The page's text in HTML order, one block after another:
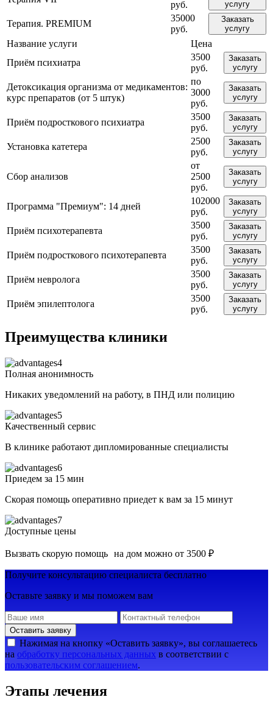
руб. услугу
Терапия. PREMIUM
35000
руб.
Заказать
услугу
Название услуги
Цена
Приём психиатра
3500
руб.
Заказать
услугу
Детоксикация организма от медикаментов:
курс препаратов (от 5 штук)
по
3000
руб.
Заказать
услугу
Приём подросткового психиатра
3500
руб.
Заказать
услугу
Установка катетера
2500
руб.
Заказать
услугу
Сбор анализов
от
2500
руб.
Заказать
услугу
Программа "Премиум": 14 дней
102000
руб.
Заказать
услугу
Приём психотерапевта
3500
руб.
Заказать
услугу
Приём подросткового психотерапевта
3500
руб.
Заказать
услугу
Приём невролога
3500
руб.
Заказать
услугу
Приём эпилептолога
3500
руб.
Заказать
услугу
Преимущества клиники
Полная анонимность
Никаких уведомлений на работу, в ПНД или полицию
Качественный сервис
В клинике работают дипломированные специалисты
Приедем за 15 мин
Скорая помощь оперативно приедет к вам за 15 минут
Доступные цены
Вызвать скорую помощь на дом можно от 3500 ₽
Получите консультацию специалиста бесплатно
Oставьте заявку и мы поможем вам
Оставить заявку
Нажимая на кнопку «Оставить заявку», вы соглашаетесь
на обработку персональных данных в соответствии с
пользовательским соглашением.
Этапы лечения